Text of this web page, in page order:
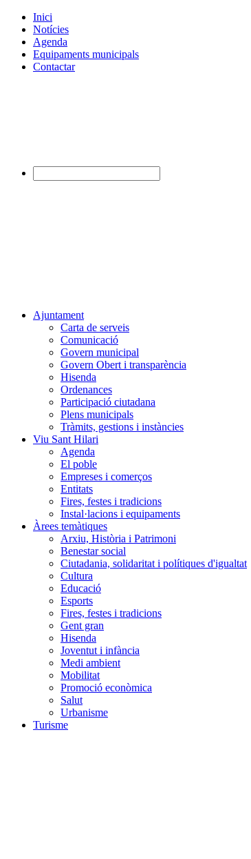
Inici
Notícies
Agenda
Equipaments municipals
Contactar
Ajuntament
Carta de serveis
Comunicació
Govern municipal
Govern Obert i transparència
Hisenda
Ordenances
Participació ciutadana
Plens municipals
Tràmits, gestions i instàncies
Viu Sant Hilari
Agenda
El poble
Empreses i comerços
Entitats
Fires, festes i tradicions
Instal·lacions i equipaments
Àrees temàtiques
Arxiu, Història i Patrimoni
Benestar social
Ciutadania, solidaritat i polítiques d'igualtat
Cultura
Educació
Esports
Fires, festes i tradicions
Gent gran
Hisenda
Joventut i infància
Medi ambient
Mobilitat
Promoció econòmica
Salut
Urbanisme
Turisme